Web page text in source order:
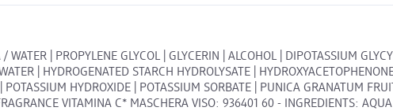
| PROPYLENE GLYCOL | GLYCERIN | ALCOHOL | DIPOTASSIUM
| HYDROGENATED STARCH HYDROLYSATE |
POTASSIUM HYDROXIDE | POTASSIUM SORBATE | PUNICA GRANATUM
VITAMINA C* MASCHERA VISO: 936401 60 - INGREDIENTS: